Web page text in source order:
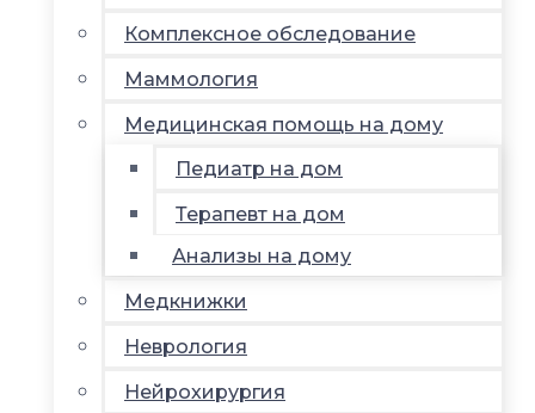
Комплексное обследование
Маммология
Медицинская помощь на дому
Педиатр на дом
Терапевт на дом
Анализы на дому
Медкнижки
Неврология
Нейрохирургия